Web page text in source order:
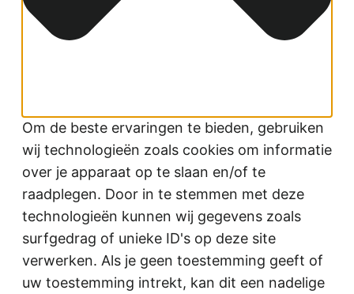
Om de beste ervaringen te bieden, gebruiken
wij technologieën zoals cookies om informatie
over je apparaat op te slaan en/of te
raadplegen. Door in te stemmen met deze
technologieën kunnen wij gegevens zoals
surfgedrag of unieke ID's op deze site
verwerken. Als je geen toestemming geeft of
uw toestemming intrekt, kan dit een nadelige